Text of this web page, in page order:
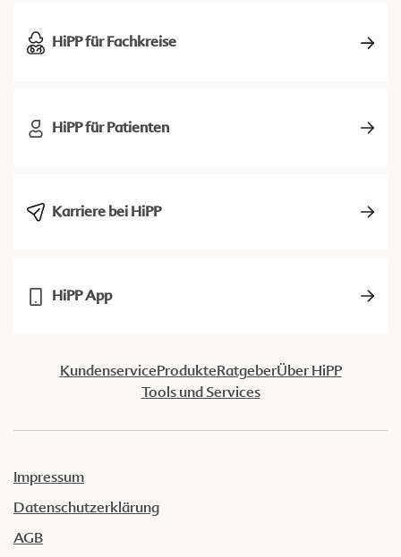
HiPP für Fachkreise
HiPP für Patienten
Karriere bei HiPP
HiPP App
KundenserviceProdukteRatgeberÜber HiPP
Tools und Services
Impressum
Datenschutzerklärung
AGB